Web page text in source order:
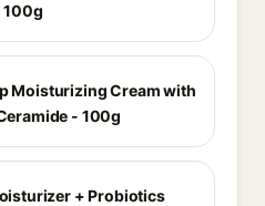
100g
Moisturizing Cream with
- 100g
+ Probiotics